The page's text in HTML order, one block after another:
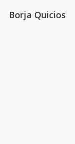
Borja Quicios